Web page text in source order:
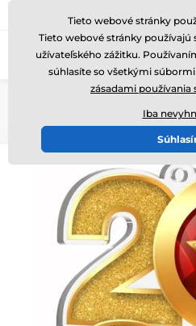
Zavolajte nám (Po-Pi 8-17)
Tieto webové stránky
Tieto webové stránky používajú
užívateľského zážitku.
súhlasíte so všetkými
zásadami používania
Iba